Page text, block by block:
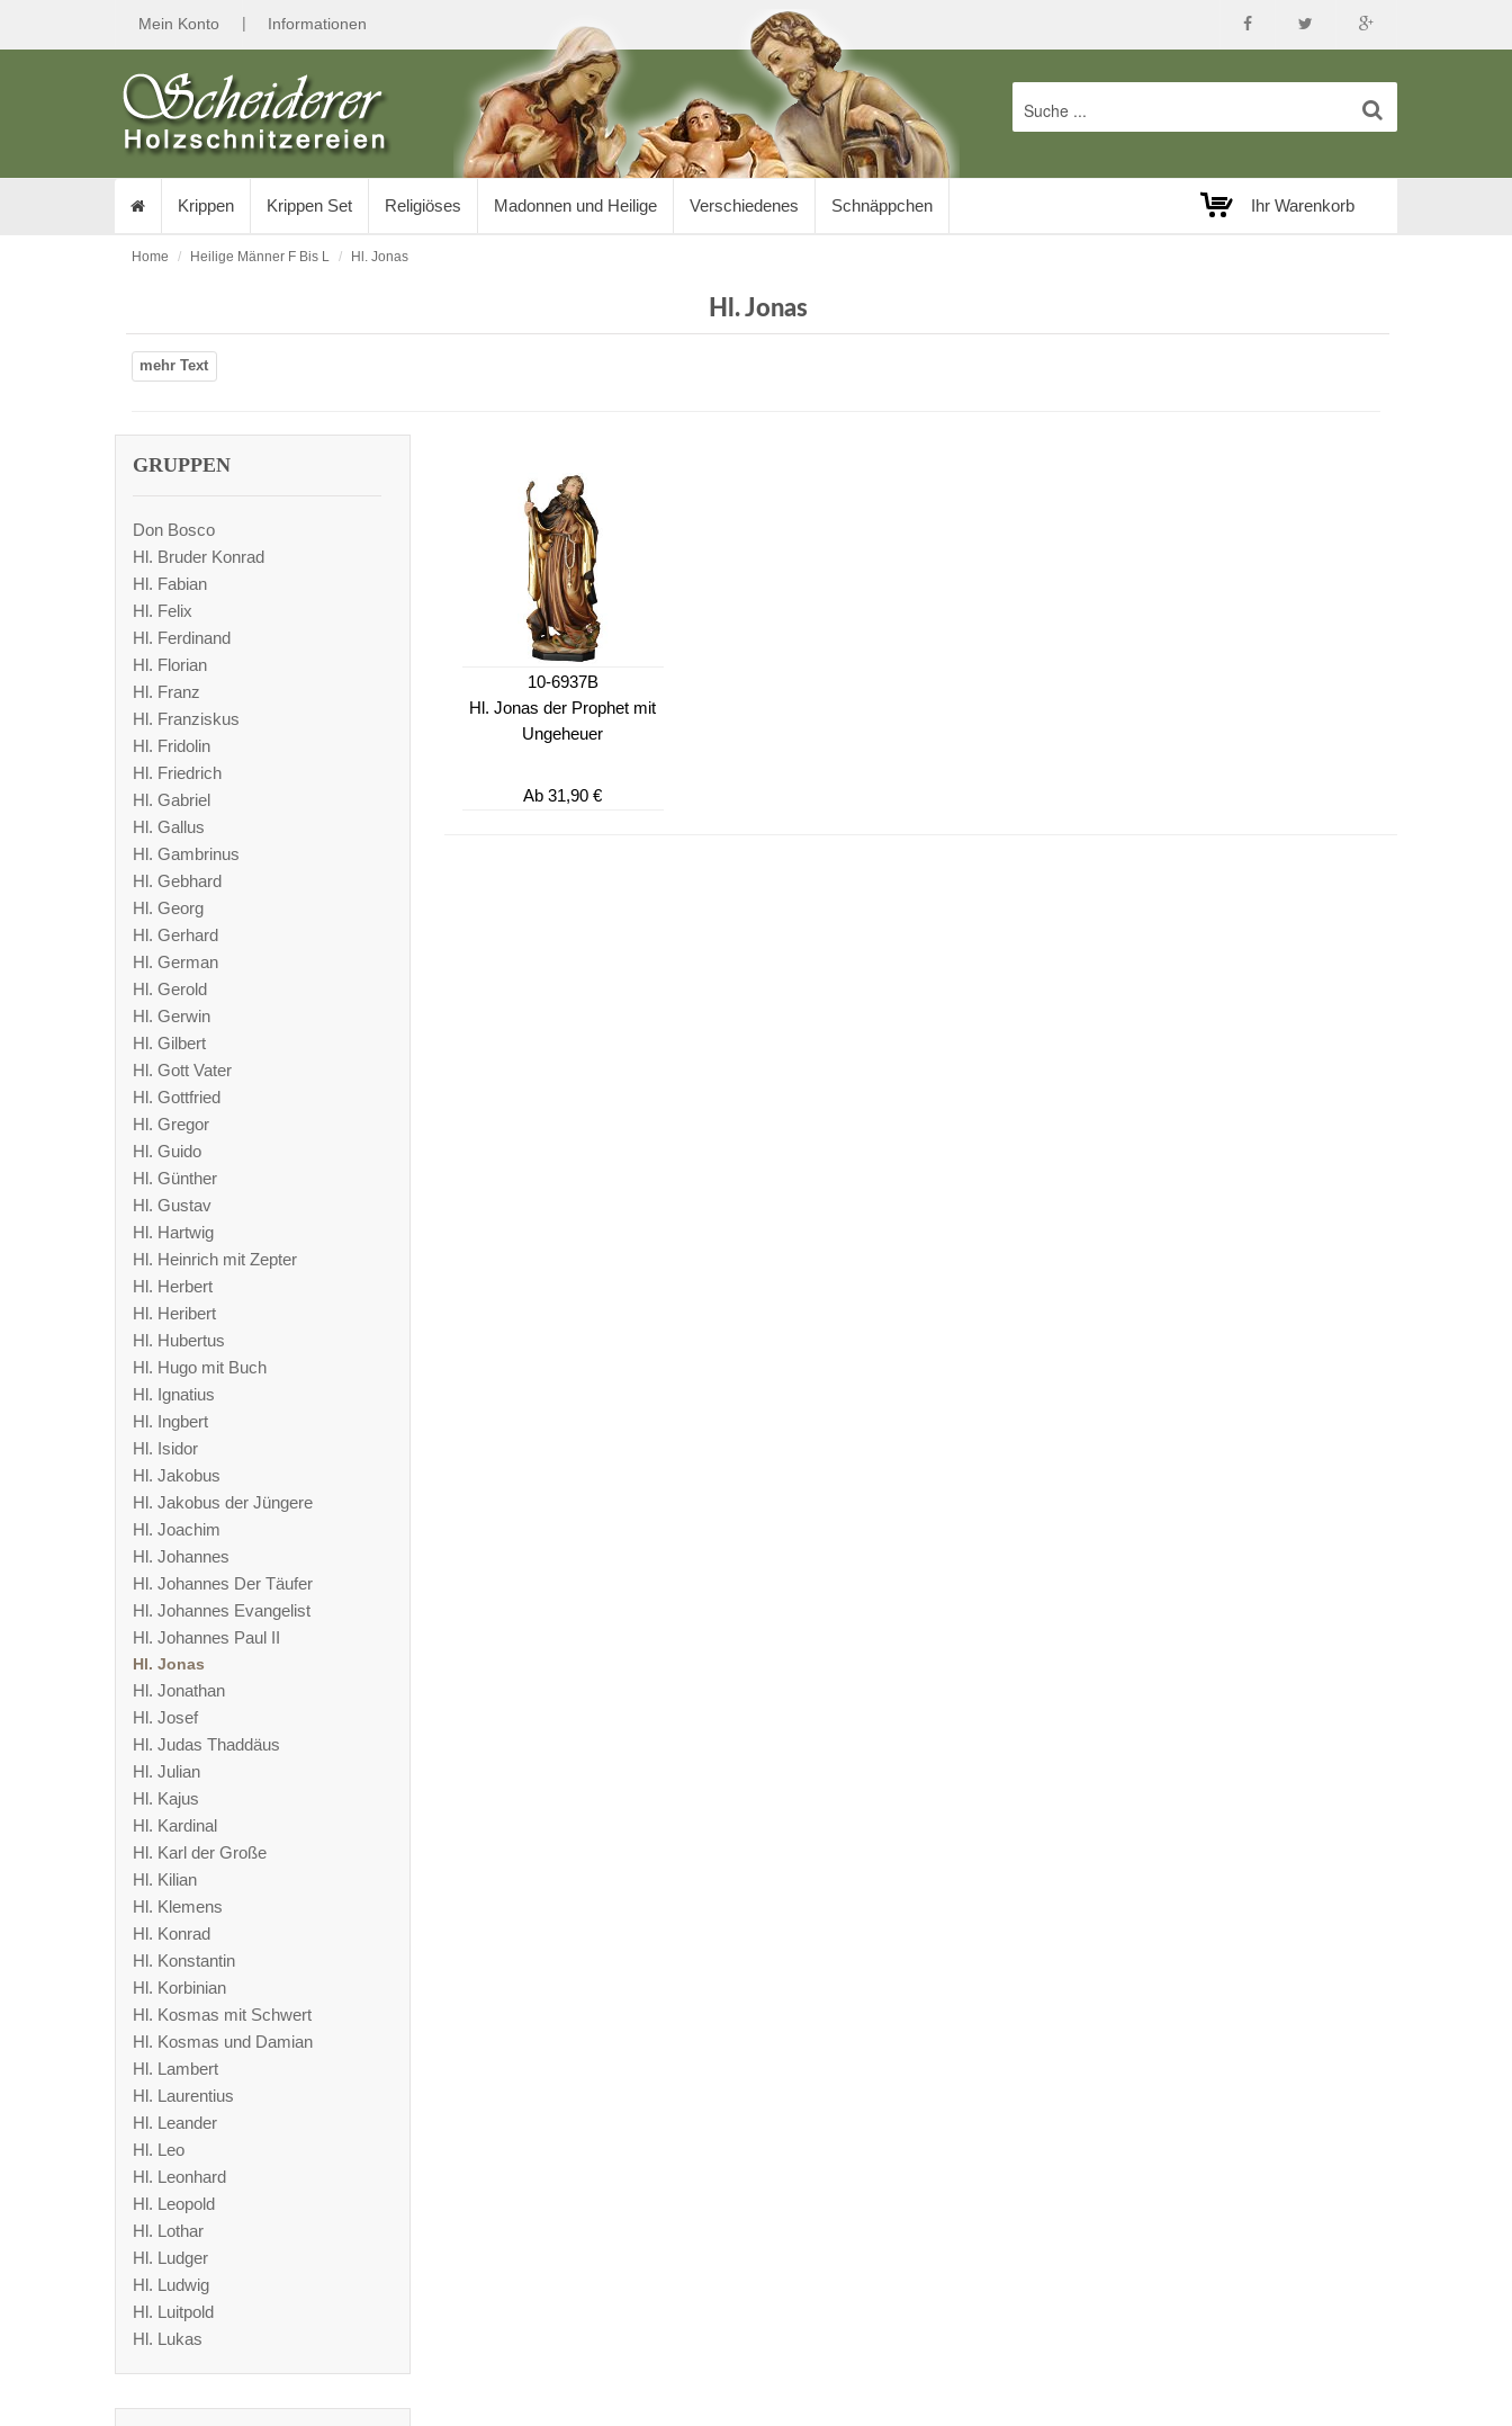
Mein Konto | Informationen
Krippen Krippen Set Religiöses Madonnen und Heilige Verschiedenes Schnäppchen Ihr Warenkorb
Home Heilige Männer F Bis L Hl. Jonas
Hl. Jonas
GRUPPEN
Don Bosco
Hl. Bruder Konrad
Hl. Fabian
Hl. Felix
Hl. Ferdinand
Hl. Florian
Hl. Franz
Hl. Franziskus
Hl. Fridolin
Hl. Friedrich
Hl. Gabriel
Hl. Gallus
Hl. Gambrinus
Hl. Gebhard
Hl. Georg
Hl. Gerhard
Hl. German
Hl. Gerold
Hl. Gerwin
Hl. Gilbert
Hl. Gott Vater
Hl. Gottfried
Hl. Gregor
Hl. Guido
Hl. Günther
Hl. Gustav
Hl. Hartwig
Hl. Heinrich mit Zepter
Hl. Herbert
Hl. Heribert
Hl. Hubertus
Hl. Hugo mit Buch
Hl. Ignatius
Hl. Ingbert
Hl. Isidor
Hl. Jakobus
Hl. Jakobus der Jüngere
Hl. Joachim
Hl. Johannes
Hl. Johannes Der Täufer
Hl. Johannes Evangelist
Hl. Johannes Paul II
Hl. Jonas
Hl. Jonathan
Hl. Josef
Hl. Judas Thaddäus
Hl. Julian
Hl. Kajus
Hl. Kardinal
Hl. Karl der Große
Hl. Kilian
Hl. Klemens
Hl. Konrad
Hl. Konstantin
Hl. Korbinian
Hl. Kosmas mit Schwert
Hl. Kosmas und Damian
Hl. Lambert
Hl. Laurentius
Hl. Leander
Hl. Leo
Hl. Leonhard
Hl. Leopold
Hl. Lothar
Hl. Ludger
Hl. Ludwig
Hl. Luitpold
Hl. Lukas
10-6937B
Hl. Jonas der Prophet mit
Ungeheuer
Ab 31,90 €